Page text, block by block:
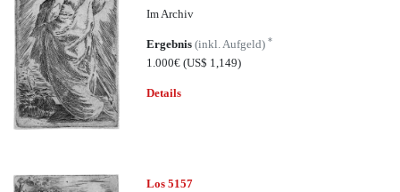
Im Archiv
Ergebnis(inkl. Aufgeld)*
1.000€(US$ 1,149)
Details
Los 5157